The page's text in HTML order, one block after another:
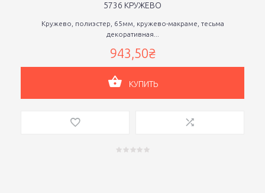
5736 КРУЖЕВО
Кружево, полиэстер, 65мм, кружево-макраме, тесьма
декоративная...
943,50₴
КУПИТЬ